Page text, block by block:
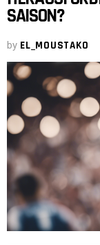
SAISON?
by EL_MOUSTAKO